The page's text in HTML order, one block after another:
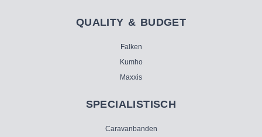
QUALITY & BUDGET
Falken
Kumho
Maxxis
SPECIALISTISCH
Caravanbanden